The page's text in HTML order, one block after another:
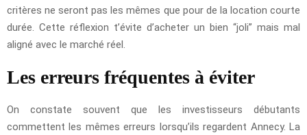
critères ne seront pas les mêmes que pour de la location courte
durée. Cette réflexion t’évite d’acheter un bien “joli” mais mal
aligné avec le marché réel.
Les erreurs fréquentes à éviter
On constate souvent que les investisseurs débutants
commettent les mêmes erreurs lorsqu’ils regardent Annecy. La